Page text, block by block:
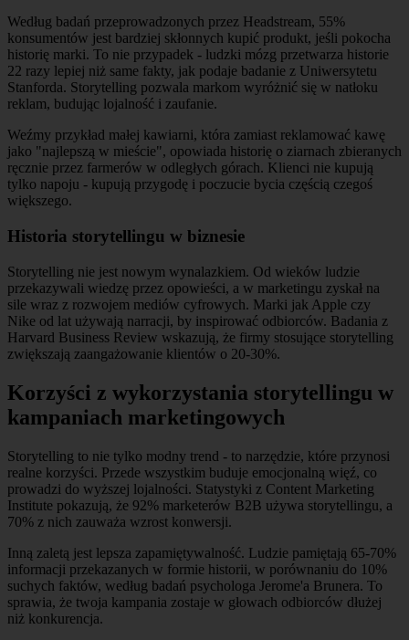
Według badań przeprowadzonych przez Headstream, 55%
konsumentów jest bardziej skłonnych kupić produkt, jeśli pokocha
historię marki. To nie przypadek - ludzki mózg przetwarza historie
22 razy lepiej niż same fakty, jak podaje badanie z Uniwersytetu
Stanforda. Storytelling pozwala markom wyróżnić się w natłoku
reklam, budując lojalność i zaufanie.
Weźmy przykład małej kawiarni, która zamiast reklamować kawę
jako "najlepszą w mieście", opowiada historię o ziarnach zbieranych
ręcznie przez farmerów w odległych górach. Klienci nie kupują
tylko napoju - kupują przygodę i poczucie bycia częścią czegoś
większego.
Historia storytellingu w biznesie
Storytelling nie jest nowym wynalazkiem. Od wieków ludzie
przekazywali wiedzę przez opowieści, a w marketingu zyskał na
sile wraz z rozwojem mediów cyfrowych. Marki jak Apple czy
Nike od lat używają narracji, by inspirować odbiorców. Badania z
Harvard Business Review wskazują, że firmy stosujące storytelling
zwiększają zaangażowanie klientów o 20-30%.
Korzyści z wykorzystania storytellingu w
kampaniach marketingowych
Storytelling to nie tylko modny trend - to narzędzie, które przynosi
realne korzyści. Przede wszystkim buduje emocjonalną więź, co
prowadzi do wyższej lojalności. Statystyki z Content Marketing
Institute pokazują, że 92% marketerów B2B używa storytellingu, a
70% z nich zauważa wzrost konwersji.
Inną zaletą jest lepsza zapamiętywalność. Ludzie pamiętają 65-70%
informacji przekazanych w formie historii, w porównaniu do 10%
suchych faktów, według badań psychologa Jerome'a Brunera. To
sprawia, że twoja kampania zostaje w głowach odbiorców dłużej
niż konkurencja.